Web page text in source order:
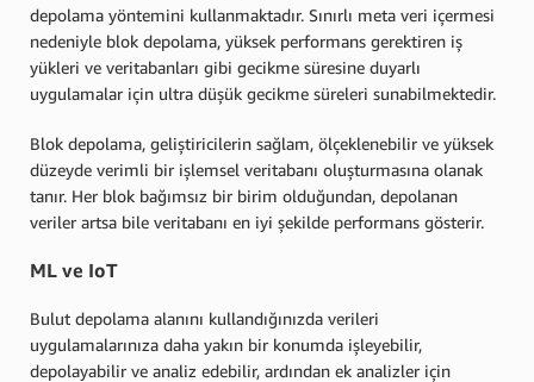
depolama yöntemini kullanmaktadır. Sınırlı meta veri içermesi
nedeniyle blok depolama, yüksek performans gerektiren iş
yükleri ve veritabanları gibi gecikme süresine duyarlı
uygulamalar için ultra düşük gecikme süreleri sunabilmektedir.
Blok depolama, geliştiricilerin sağlam, ölçeklenebilir ve yüksek
düzeyde verimli bir işlemsel veritabanı oluşturmasına olanak
tanır. Her blok bağımsız bir birim olduğundan, depolanan
veriler artsa bile veritabanı en iyi şekilde performans gösterir.
ML ve IoT
Bulut depolama alanını kullandığınızda verileri
uygulamalarınıza daha yakın bir konumda işleyebilir,
depolayabilir ve analiz edebilir, ardından ek analizler için